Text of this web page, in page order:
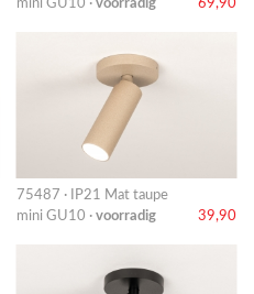
mini GU10 · voorradig 69,90
75487 · IP21 Mat taupe
mini GU10 · voorradig 39,90